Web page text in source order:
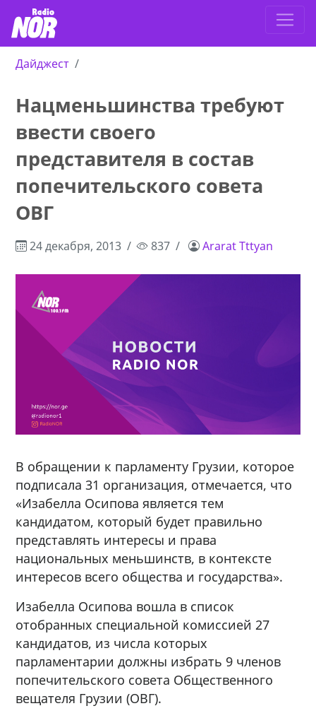
Дайджест
Нацменьшинства требуют
ввести своего
представителя в состав
попечительского совета
ОВГ
24 декабря, 2013 837 Ararat Tttyan
В обращении к парламенту Грузии, которое
подписала 31 организация, отмечается, что
«Изабелла Осипова является тем
кандидатом, который будет правильно
представлять интересы и права
национальных меньшинств, в контексте
интересов всего общества и государства».
Изабелла Осипова вошла в список
отобранных специальной комиссией 27
кандидатов, из числа которых
парламентарии должны избрать 9 членов
попечительского совета Общественного
вещателя Грузии (ОВГ).